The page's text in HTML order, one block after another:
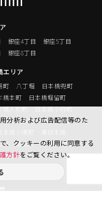
銀座4丁目
銀座5丁目
銀座8丁目
エリア
町 八丁堀
日本橋兜町
橋本町
日本橋堀留町
橋人形町
日本橋小舟町
日本橋浜町
日本橋中洲
本橋小網町
東日本橋
内 鍛冶町
神田鍛冶町
美倉町
分析および広告配信等のた
、クッキーの利用に同意する
方針をご覧ください。